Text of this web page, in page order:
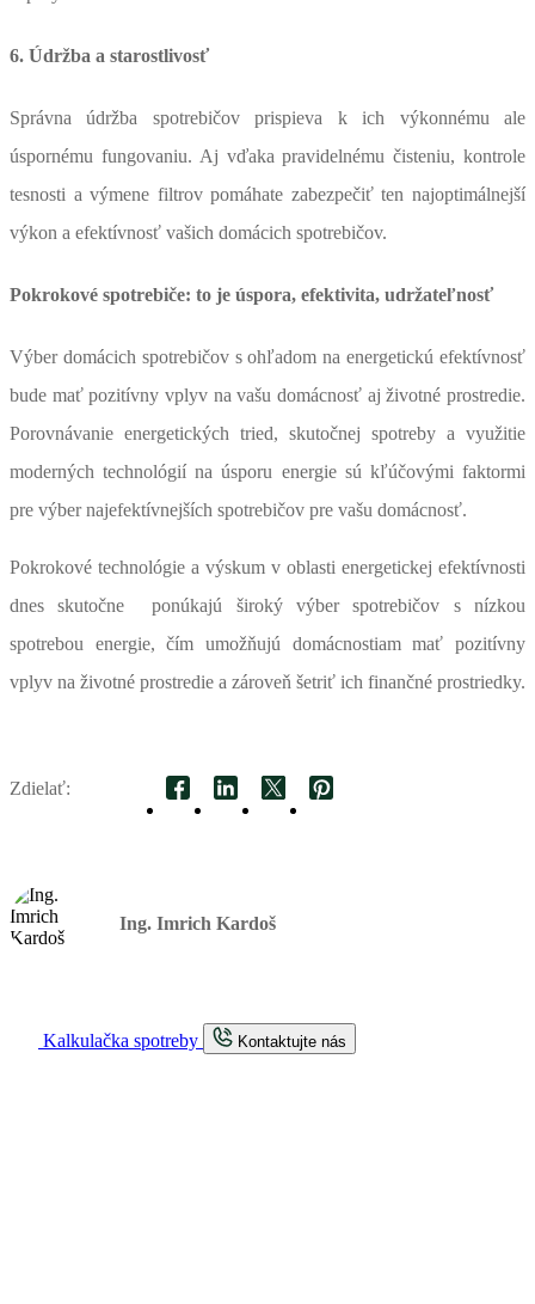
6. Údržba a starostlivosť
Správna údržba spotrebičov prispieva k ich výkonnému ale
úspornému fungovaniu. Aj vďaka pravidelnému čisteniu, kontrole
tesnosti a výmene filtrov pomáhate zabezpečiť ten najoptimálnejší
výkon a efektívnosť vašich domácich spotrebičov.
Pokrokové spotrebiče: to je úspora, efektivita, udržateľnosť
Výber domácich spotrebičov s ohľadom na energetickú efektívnosť
bude mať pozitívny vplyv na vašu domácnosť aj životné prostredie.
Porovnávanie energetických tried, skutočnej spotreby a využitie
moderných technológií na úsporu energie sú kľúčovými faktormi
pre výber najefektívnejších spotrebičov pre vašu domácnosť.
Pokrokové technológie a výskum v oblasti energetickej efektívnosti
dnes skutočne ponúkajú široký výber spotrebičov s nízkou
spotrebou energie, čím umožňujú domácnostiam mať pozitívny
vplyv na životné prostredie a zároveň šetriť ich finančné prostriedky.
Zdielať:
FacebookLinkedInTwitter
Ing. Imrich Kardoš
Kalkulačka spotreby Kontaktujte nás